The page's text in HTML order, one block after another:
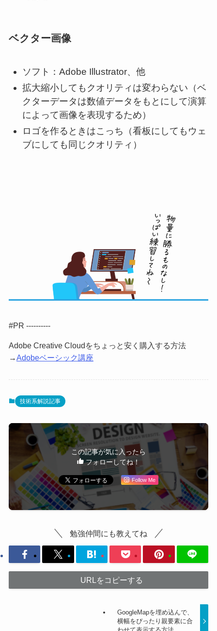
ベクター画像
ソフト：Adobe Illustrator、他
拡大縮小してもクオリティは変わらない（ベ
クターデータは数値データをもとにして演算
によって画像を表現するため）
ロゴを作るときはこっち（看板にしてもウェ
ブにしても同じクオリティ）
#PR ----------
Adobe Creative Cloudをちょっと安く購入する方法
→Adobeベーシック講座
技術系解説記事
この記事が気に入ったら
フォローしてね！
Follow Me
勉強仲間にも教えてね
URLをコピーする
GoogleMapを埋め込んで、
横幅をぴったり親要素に合